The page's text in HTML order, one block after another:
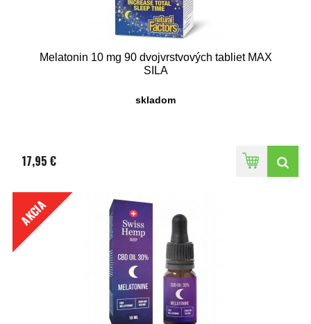
Melatonin 10 mg 90 dvojvrstvových tabliet MAX
SILA
skladom
17,95 €
AKCIA